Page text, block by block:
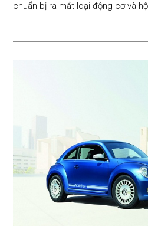
chuẩn bị ra mắt loại động cơ và